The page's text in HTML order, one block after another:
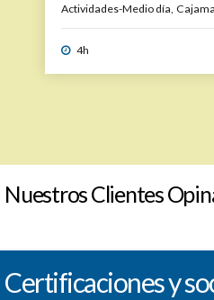
Actividades-Medio día
4h
Nuestros Clientes
Certificaciones y